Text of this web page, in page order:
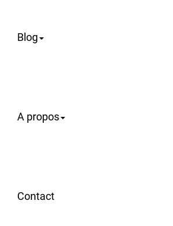
Blog
A propos
Contact